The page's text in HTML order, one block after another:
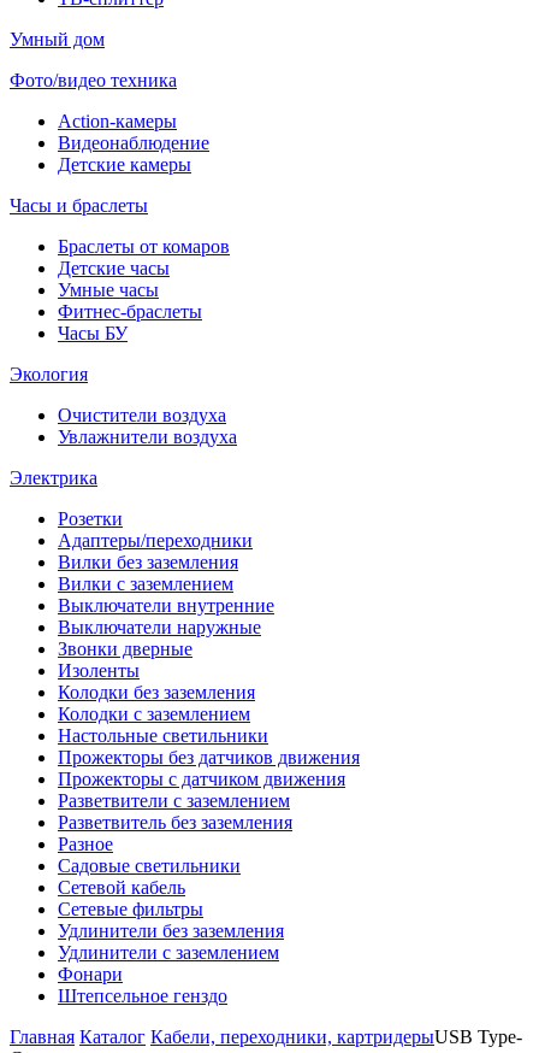
Умный дом
Фото/видео техника
Action-камеры
Видеонаблюдение
Детские камеры
Часы и браслеты
Браслеты от комаров
Детские часы
Умные часы
Фитнес-браслеты
Часы БУ
Экология
Очистители воздуха
Увлажнители воздуха
Электрика
Розетки
Адаптеры/переходники
Вилки без заземления
Вилки с заземлением
Выключатели внутренние
Выключатели наружные
Звонки дверные
Изоленты
Колодки без заземления
Колодки с заземлением
Настольные светильники
Прожекторы без датчиков движения
Прожекторы с датчиком движения
Разветвители с заземлением
Разветвитель без заземления
Разное
Садовые светильники
Сетевой кабель
Сетевые фильтры
Удлинители без заземления
Удлинители с заземлением
Фонари
Штепсельное генздо
Главная Каталог Кабели, переходники, картридерыUSB Type-